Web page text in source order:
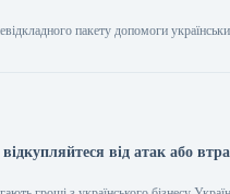
пакету допомоги
від атак або